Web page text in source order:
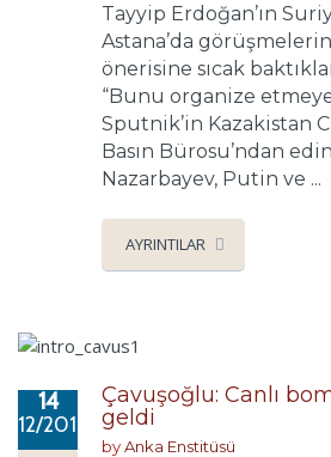
Tayyip Erdoğan’ın
Astana’da
önerisine sıcak
“Bunu organize etmeye
Sputnik’in Kazakistan
Basın Bürosu’ndan
Nazarbayev, Putin ve ...
AYRINTILAR
14
12/2016
Çavuşoğlu: Canlı
geldi
byAnka Enstitüsü